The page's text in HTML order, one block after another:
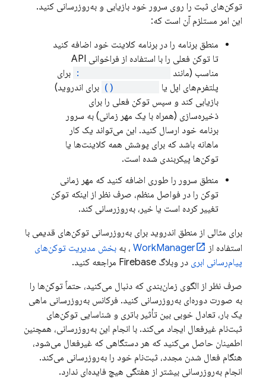
توکن‌های ثبت را روی سرور خود بازیابی و به‌روزرسانی کنید.
این امر مستلزم آن است که:
منطق برنامه را در برنامه کلاینت خود اضافه کنید
تا توکن فعلی را با استفاده از فراخوانی API
مناسب (مانند
برای
پلتفرم‌های اپل یا
برای اندروید)
بازیابی کند و سپس توکن فعلی را برای
ذخیره‌سازی (همراه با یک مهر زمانی) به سرور
برنامه خود ارسال کنید. این می‌تواند یک کار
ماهانه باشد که برای پوشش همه کلاینت‌ها یا
توکن‌ها پیکربندی شده است.
منطق سرور را طوری اضافه کنید که مهر زمانی
توکن را در فواصل منظم، صرف نظر از اینکه توکن
تغییر کرده است یا خیر، به‌روزرسانی کند.
برای مثالی از منطق اندروید برای به‌روزرسانی توکن‌های قدیمی با
استفاده از
WorkManager ، به بخش مدیریت توکن‌های
پیام‌رسانی ابری در وبلاگ Firebase مراجعه کنید.
صرف نظر از الگوی زمان‌بندی که دنبال می‌کنید، حتماً توکن‌ها را
به صورت دوره‌ای به‌روزرسانی کنید. فرکانس به‌روزرسانی ماهی
یک بار، تعادل خوبی بین تأثیر باتری و شناسایی توکن‌های
ثبت‌نام غیرفعال ایجاد می‌کند. با انجام این به‌روزرسانی، همچنین
اطمینان حاصل می‌کنید که هر دستگاهی که غیرفعال می‌شود،
هنگام فعال شدن مجدد، ثبت‌نام خود را به‌روزرسانی می‌کند.
انجام به‌روزرسانی بیشتر از هفتگی هیچ فایده‌ای ندارد.